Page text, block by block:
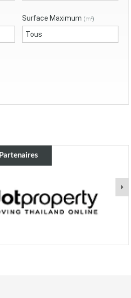
Surface Maximum (m²)
Partenaires